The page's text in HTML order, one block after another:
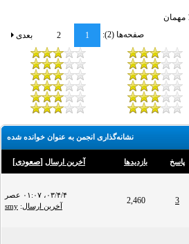
صفحه‌ها (2):
1
2 بعدی
نشانه‌گذاری انجمن به عنوان خوانده شده
پاسخ بازدید‌ها آخرین ارسال [صعودی]
3
2,460
۰۳/۴/۴، ۰۱:۰۷ عصر
آخرین ارسال:
smy